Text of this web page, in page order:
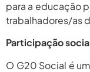
para a educação
trabalhadores/as
Participação
O G20 Social é